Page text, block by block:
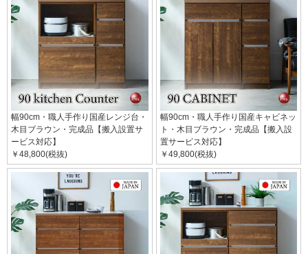
幅90cm・職人手作り国産レンジ台・
木目ブラウン・完成品【搬入設置サ
ービス対応】
￥48,800(税抜)
幅90cm・職人手作り国産キャビネッ
ト・木目ブラウン・完成品【搬入設
置サービス対応】
￥49,800(税抜)